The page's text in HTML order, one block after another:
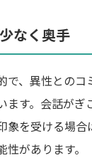
なく奥手
で、異性との
ます。会話がぎ
象を受ける場合
があります。